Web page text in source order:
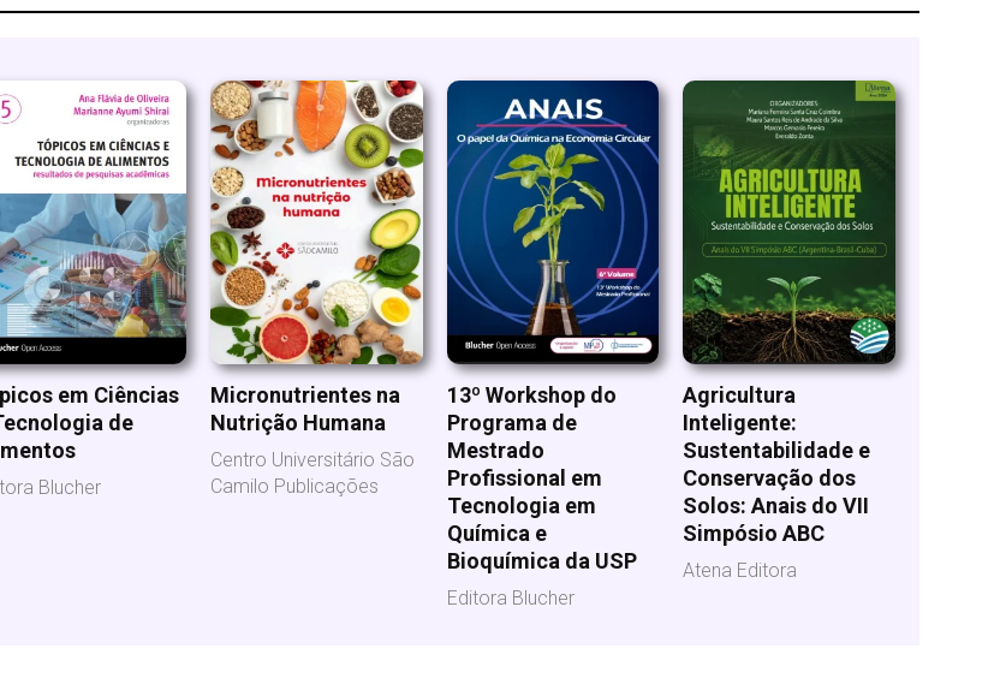
em Ciências
de
Blucher
Micronutrientes na
Nutrição Humana
Centro Universitário São
Camilo Publicações
13º Workshop do
Programa de
Mestrado
Profissional em
Tecnologia em
Química e
Bioquímica da USP
Editora Blucher
Agricultura
Inteligente:
Sustentabilidade e
Conservação dos
Solos: Anais do VII
Simpósio ABC
Atena Editora